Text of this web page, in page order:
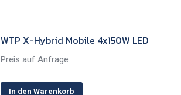
WTP X-Hybrid Mobile 4x150W LED
Preis auf Anfrage
In den Warenkorb